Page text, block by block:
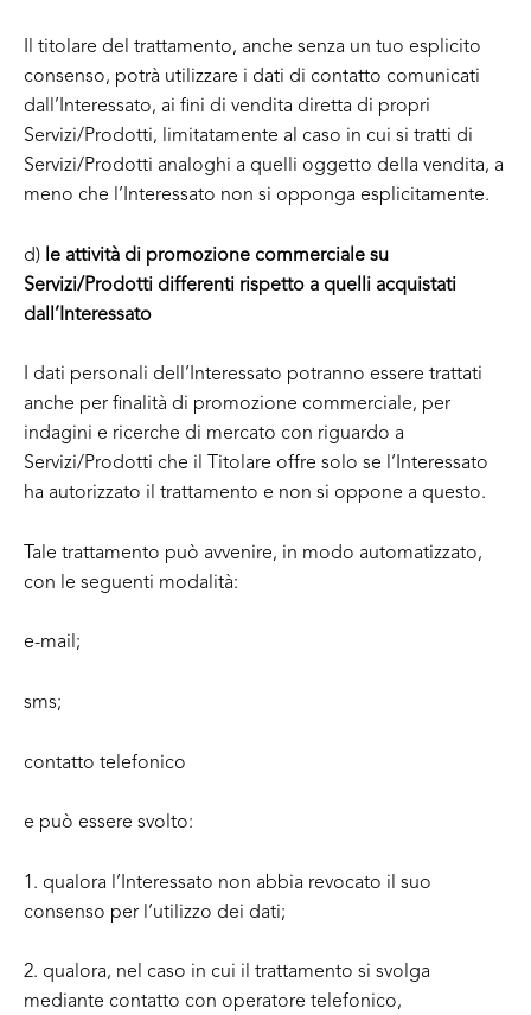
Il titolare del trattamento, anche senza un tuo esplicito
consenso, potrà utilizzare i dati di contatto comunicati
dall’Interessato, ai fini di vendita diretta di propri
Servizi/Prodotti, limitatamente al caso in cui si tratti di
Servizi/Prodotti analoghi a quelli oggetto della vendita, a
meno che l’Interessato non si opponga esplicitamente.
d) le attività di promozione commerciale su
Servizi/Prodotti differenti rispetto a quelli acquistati
dall’Interessato
I dati personali dell’Interessato potranno essere trattati
anche per finalità di promozione commerciale, per
indagini e ricerche di mercato con riguardo a
Servizi/Prodotti che il Titolare offre solo se l’Interessato
ha autorizzato il trattamento e non si oppone a questo.
Tale trattamento può avvenire, in modo automatizzato,
con le seguenti modalità:
e-mail;
sms;
contatto telefonico
e può essere svolto:
1. qualora l’Interessato non abbia revocato il suo
consenso per l’utilizzo dei dati;
2. qualora, nel caso in cui il trattamento si svolga
mediante contatto con operatore telefonico,